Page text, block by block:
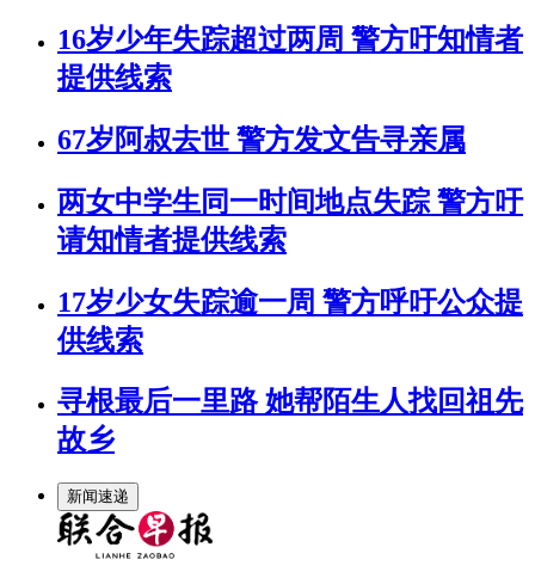
16岁少年失踪超过两周 警方吁知情者
提供线索
67岁阿叔去世 警方发文告寻亲属
两女中学生同一时间地点失踪 警方吁
请知情者提供线索
17岁少女失踪逾一周 警方呼吁公众提
供线索
寻根最后一里路 她帮陌生人找回祖先
故乡
新闻速递